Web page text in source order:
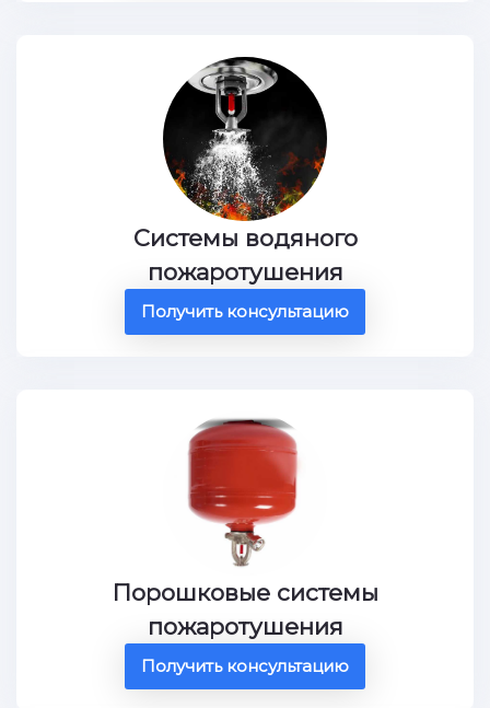
Системы водяного
пожаротушения
Получить консультацию
Порошковые системы
пожаротушения
Получить консультацию